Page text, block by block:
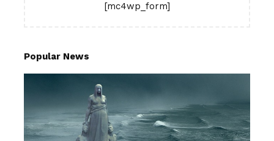
[mc4wp_form]
Popular News